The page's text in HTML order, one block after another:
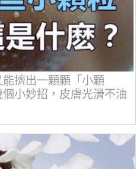
擠出一顆顆「小顆
小妙招，皮膚光滑不油